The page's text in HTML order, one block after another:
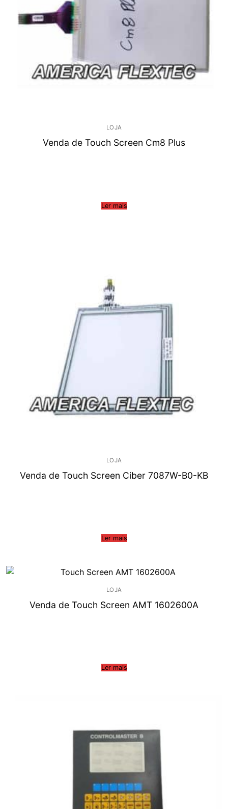
LOJA
Venda de Touch Screen Cm8 Plus
Ler mais
LOJA
Venda de Touch Screen Ciber 7087W-B0-KB
Ler mais
LOJA
Venda de Touch Screen AMT 1602600A
Ler mais